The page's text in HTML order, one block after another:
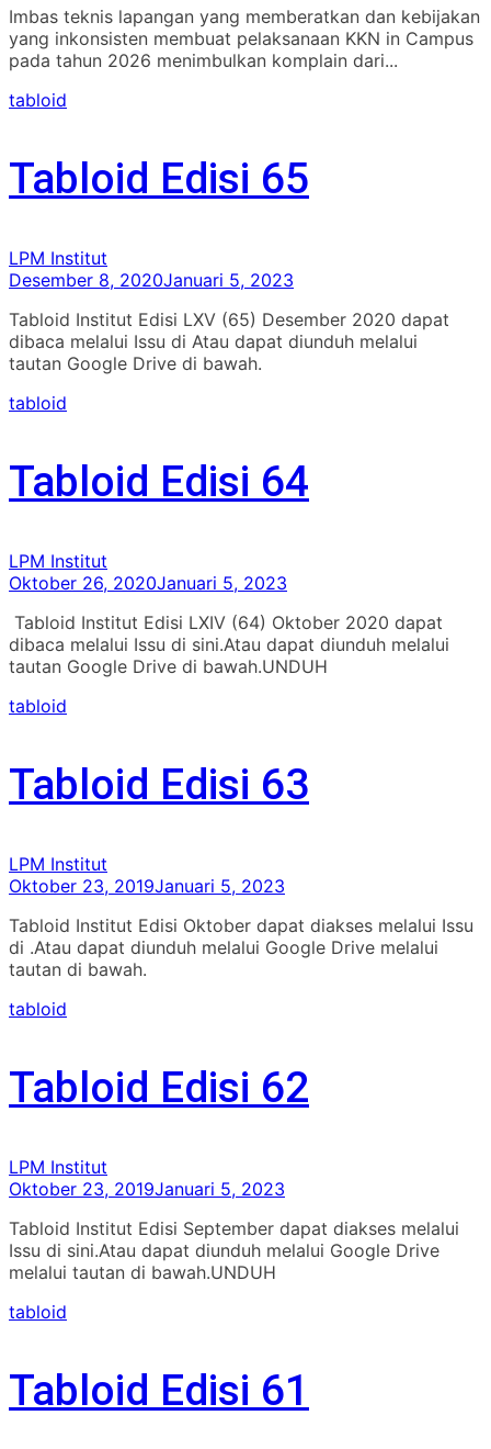
Imbas teknis lapangan yang memberatkan dan kebijakan
yang inkonsisten membuat pelaksanaan KKN in Campus
pada tahun 2026 menimbulkan komplain dari...
tabloid
Tabloid Edisi 65
LPM Institut
Desember 8, 2020Januari 5, 2023
Tabloid Institut Edisi LXV (65) Desember 2020 dapat
dibaca melalui Issu di Atau dapat diunduh melalui
tautan Google Drive di bawah.
tabloid
Tabloid Edisi 64
LPM Institut
Oktober 26, 2020Januari 5, 2023
Tabloid Institut Edisi LXIV (64) Oktober 2020 dapat
dibaca melalui Issu di sini.Atau dapat diunduh melalui
tautan Google Drive di bawah.UNDUH
tabloid
Tabloid Edisi 63
LPM Institut
Oktober 23, 2019Januari 5, 2023
Tabloid Institut Edisi Oktober dapat diakses melalui Issu
di .Atau dapat diunduh melalui Google Drive melalui
tautan di bawah.
tabloid
Tabloid Edisi 62
LPM Institut
Oktober 23, 2019Januari 5, 2023
Tabloid Institut Edisi September dapat diakses melalui
Issu di sini.Atau dapat diunduh melalui Google Drive
melalui tautan di bawah.UNDUH
tabloid
Tabloid Edisi 61